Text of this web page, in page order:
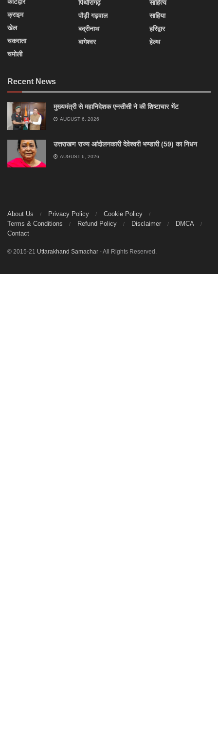
क्राइम
खेल
चकराता
चमोली
पिथौरागढ़
पौड़ी गढ़वाल
बद्रीनाथ
बागेश्वर
साहित्य
साहिया
हरिद्वार
हेल्थ
Recent News
मुख्यमंत्री से महानिदेशक एनसीसी ने की शिष्टाचार भेंट
AUGUST 6, 2026
उत्तराखण राज्य आंदोलनकारी देवेश्वरी भण्डारी (59) का निधन
AUGUST 6, 2026
About Us Privacy Policy
Cookie Policy
Terms & Conditions
Refund Policy Disclaimer
DMCA
Contact
© 2015-21 Uttarakhand Samachar - All Rights Reserved.